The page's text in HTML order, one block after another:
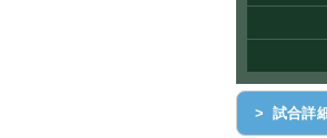
> 試合詳